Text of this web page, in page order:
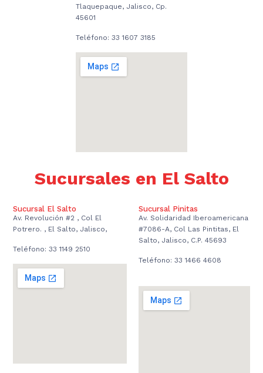
Tlaquepaque, Jalisco, Cp.
45601
Teléfono: 33 1607 3185
Sucursales en El Salto
Sucursal El Salto
Av. Revolución #2 , Col El
Potrero. , El Salto, Jalisco,
Teléfono: 33 1149 2510
Sucursal Pinitas
Av. Solidaridad Iberoamericana
#7086-A, Col Las Pintitas, El
Salto, Jalisco, C.P. 45693
Teléfono: 33 1466 4608